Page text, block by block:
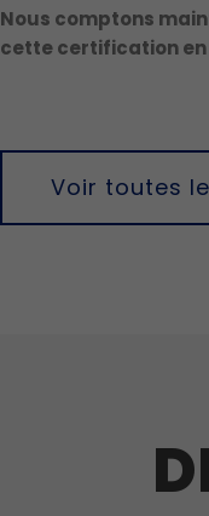
Nous comptons
cette certification en
Voir toutes